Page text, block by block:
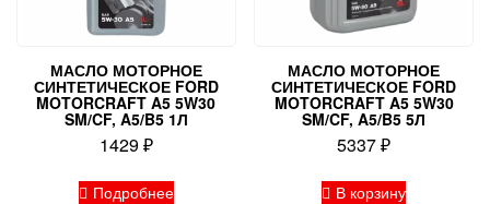
МАСЛО МОТОРНОЕ
СИНТЕТИЧЕСКОЕ FORD
MOTORCRAFT A5 5W30
SM/CF, A5/B5 1Л
1429₽
Подробнее
МАСЛО МОТОРНОЕ
СИНТЕТИЧЕСКОЕ FORD
MOTORCRAFT A5 5W30
SM/CF, A5/B5 5Л
5337₽
В корзину